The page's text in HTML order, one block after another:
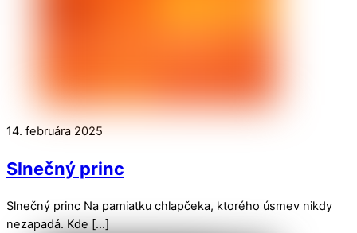
14. februára 2025
Slnečný princ
Slnečný princ Na pamiatku chlapčeka, ktorého úsmev nikdy
nezapadá. Kde […]